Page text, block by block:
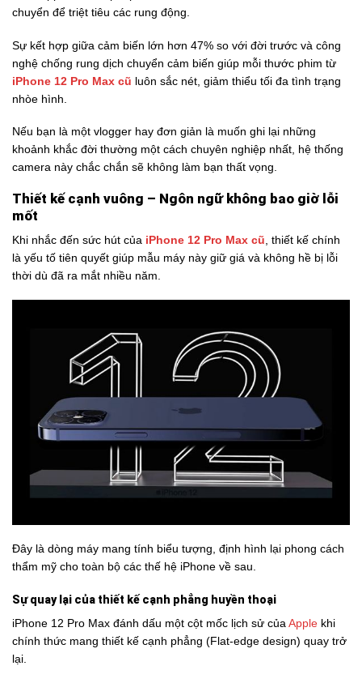
chuyển để triệt tiêu các rung động.
Sự kết hợp giữa cảm biến lớn hơn 47% so với đời trước và công
nghệ chống rung dịch chuyển cảm biến giúp mỗi thước phim từ
iPhone 12 Pro Max cũ luôn sắc nét, giảm thiểu tối đa tình trạng
nhòe hình.
Nếu bạn là một vlogger hay đơn giản là muốn ghi lại những
khoảnh khắc đời thường một cách chuyên nghiệp nhất, hệ thống
camera này chắc chắn sẽ không làm bạn thất vọng.
Thiết kế cạnh vuông – Ngôn ngữ không bao giờ lỗi
mốt
Khi nhắc đến sức hút của iPhone 12 Pro Max cũ, thiết kế chính
là yếu tố tiên quyết giúp mẫu máy này giữ giá và không hề bị lỗi
thời dù đã ra mắt nhiều năm.
Đây là dòng máy mang tính biểu tượng, định hình lại phong cách
thẩm mỹ cho toàn bộ các thế hệ iPhone về sau.
Sự quay lại của thiết kế cạnh phẳng huyền thoại
iPhone 12 Pro Max đánh dấu một cột mốc lịch sử của Apple khi
chính thức mang thiết kế cạnh phẳng (Flat-edge design) quay trở
lại.